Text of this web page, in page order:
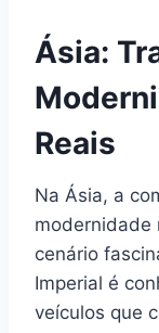
Ásia:
Reais
Na Ásia, a
modernidade
cenário
Imperial é
veículos que